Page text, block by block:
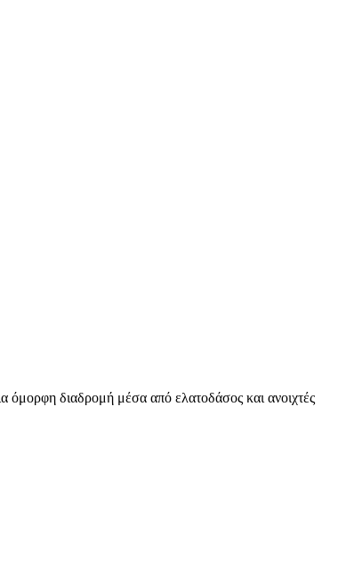
όμορφη διαδρομή μέσα από ελατοδάσος και ανοιχτές